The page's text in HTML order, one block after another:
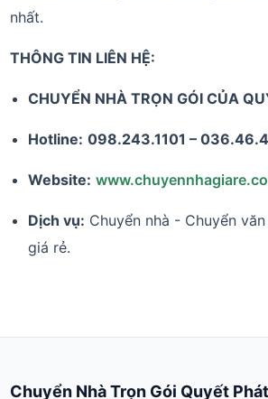
nhất.
THÔNG TIN LIÊN HỆ:
CHUYỂN NHÀ TRỌN GÓI CỦA
Hotline: 098.243.1101 –
Website:
Dịch vụ: Chuyển nhà - Chuyển
giá rẻ.
Chuyển Nhà Trọn Gói Quyết Phát